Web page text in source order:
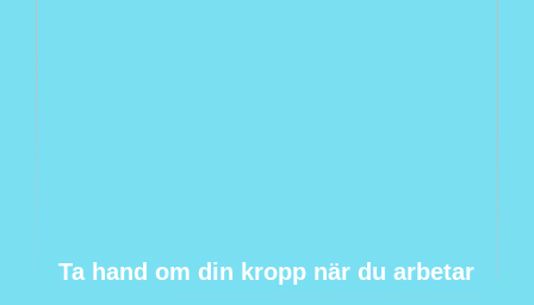
Ta hand om din kropp när du arbetar